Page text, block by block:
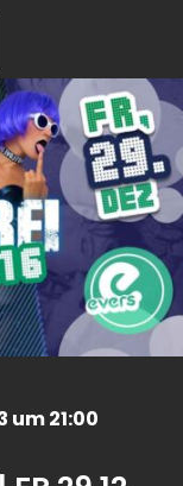
um 21:00